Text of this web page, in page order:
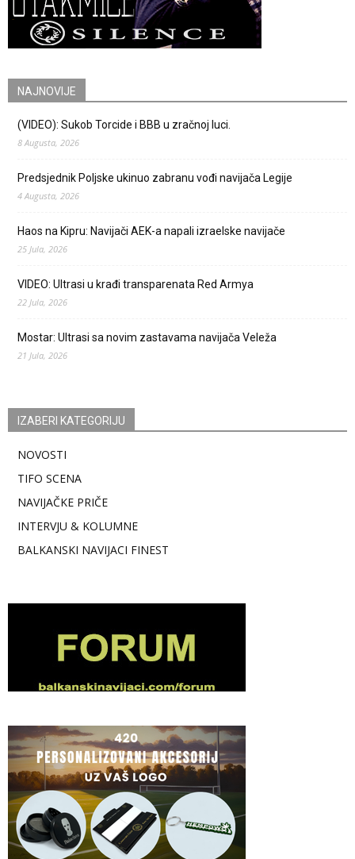
NAJNOVIJE
(VIDEO): Sukob Torcide i BBB u zračnoj luci.
8 Augusta, 2026
Predsjednik Poljske ukinuo zabranu vođi navijača Legije
4 Augusta, 2026
Haos na Kipru: Navijači AEK-a napali izraelske navijače
25 Jula, 2026
VIDEO: Ultrasi u krađi transparenata Red Armya
22 Jula, 2026
Mostar: Ultrasi sa novim zastavama navijača Veleža
21 Jula, 2026
IZABERI KATEGORIJU
NOVOSTI
TIFO SCENA
NAVIJAČKE PRIČE
INTERVJU & KOLUMNE
BALKANSKI NAVIJACI FINEST